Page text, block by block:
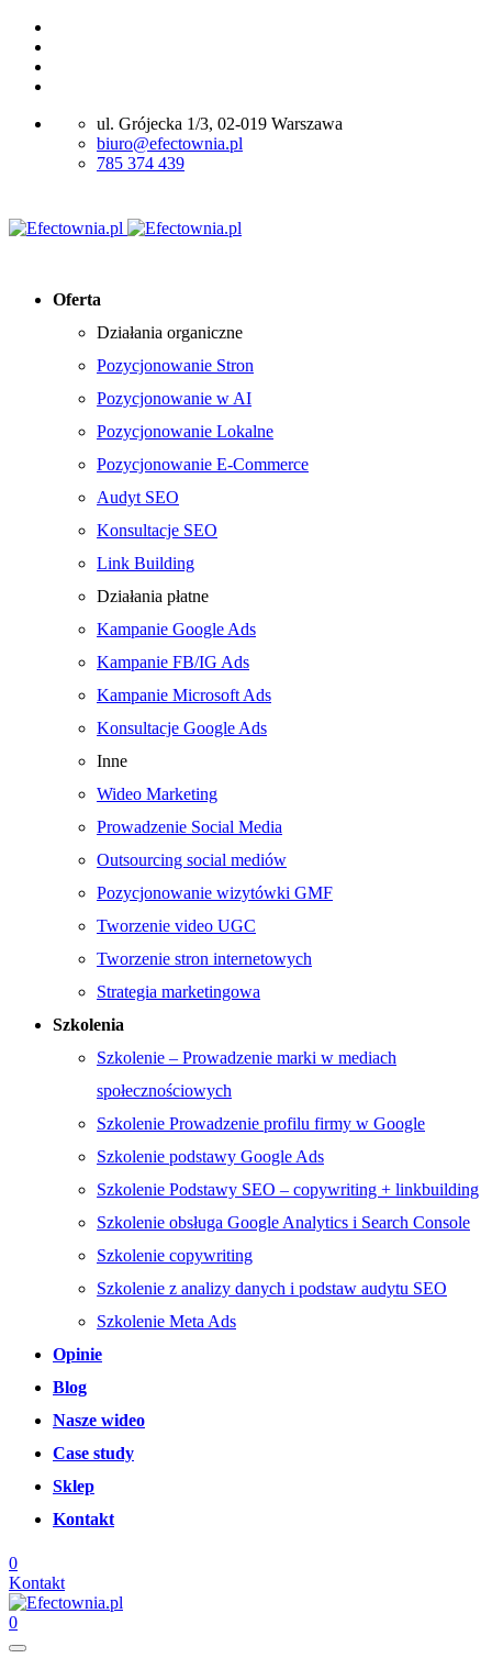
ul. Grójecka 1/3, 02-019 Warszawa
biuro@efectownia.pl
785 374 439
Oferta
Działania organiczne
Pozycjonowanie Stron
Pozycjonowanie w AI
Pozycjonowanie Lokalne
Pozycjonowanie E-Commerce
Audyt SEO
Konsultacje SEO
Link Building
Działania płatne
Kampanie Google Ads
Kampanie FB/IG Ads
Kampanie Microsoft Ads
Konsultacje Google Ads
Inne
Wideo Marketing
Prowadzenie Social Media
Outsourcing social mediów
Pozycjonowanie wizytówki GMF
Tworzenie video UGC
Tworzenie stron internetowych
Strategia marketingowa
Szkolenia
Szkolenie – Prowadzenie marki w mediach
społecznościowych
Szkolenie Prowadzenie profilu firmy w Google
Szkolenie podstawy Google Ads
Szkolenie Podstawy SEO – copywriting + linkbuilding
Szkolenie obsługa Google Analytics i Search Console
Szkolenie copywriting
Szkolenie z analizy danych i podstaw audytu SEO
Szkolenie Meta Ads
Opinie
Blog
Nasze wideo
Case study
Sklep
Kontakt
0
Kontakt
0